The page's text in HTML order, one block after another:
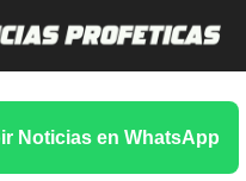
Noticias en WhatsApp